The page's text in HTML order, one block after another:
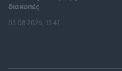
διακοπές
03.08.2026, 13:41